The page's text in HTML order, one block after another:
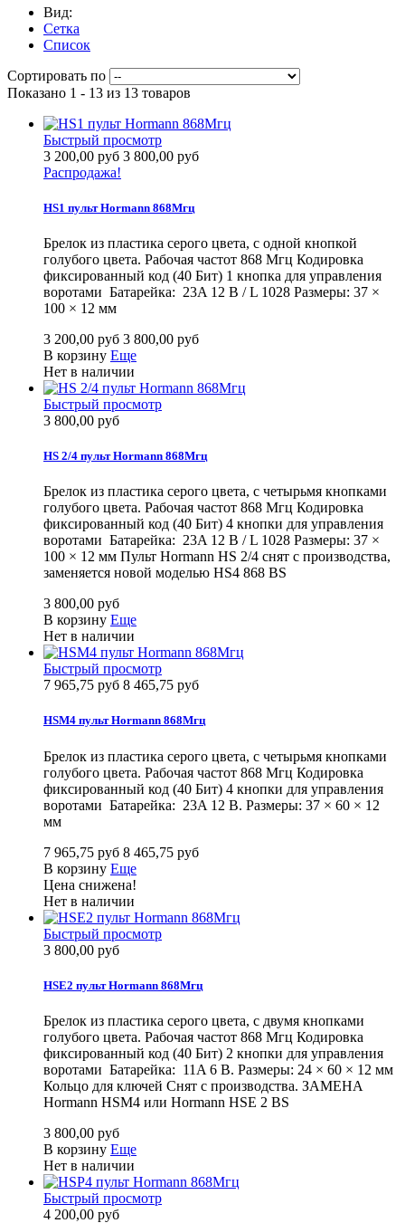
Вид:
Сетка
Список
Сортировать по
Показано 1 - 13 из 13 товаров
Быстрый просмотр
3 200,00 руб 3 800,00 руб
Распродажа!
HS1 пульт Hormann 868Мгц
Брелок из пластика серого цвета, с одной кнопкой
голубого цвета. Рабочая частот 868 Мгц Кодировка
фиксированный код (40 Бит) 1 кнопка для управления
воротами Батарейка: 23A 12 В / L 1028 Размеры: 37 ×
100 × 12 мм
3 200,00 руб 3 800,00 руб
В корзину Еще
Нет в наличии
Быстрый просмотр
3 800,00 руб
HS 2/4 пульт Hormann 868Мгц
Брелок из пластика серого цвета, с четырьмя кнопками
голубого цвета. Рабочая частот 868 Мгц Кодировка
фиксированный код (40 Бит) 4 кнопки для управления
воротами Батарейка: 23A 12 В / L 1028 Размеры: 37 ×
100 × 12 мм Пульт Hormann HS 2/4 снят с производства,
заменяется новой моделью HS4 868 BS
3 800,00 руб
В корзину Еще
Нет в наличии
Быстрый просмотр
7 965,75 руб 8 465,75 руб
HSM4 пульт Hormann 868Мгц
Брелок из пластика серого цвета, с четырьмя кнопками
голубого цвета. Рабочая частот 868 Мгц Кодировка
фиксированный код (40 Бит) 4 кнопки для управления
воротами Батарейка: 23A 12 В. Размеры: 37 × 60 × 12
мм
7 965,75 руб 8 465,75 руб
В корзину Еще
Цена снижена!
Нет в наличии
Быстрый просмотр
3 800,00 руб
HSЕ2 пульт Hormann 868Мгц
Брелок из пластика серого цвета, с двумя кнопками
голубого цвета. Рабочая частот 868 Мгц Кодировка
фиксированный код (40 Бит) 2 кнопки для управления
воротами Батарейка: 11A 6 В. Размеры: 24 × 60 × 12 мм
Кольцо для ключей Снят с производства. ЗАМЕНА
Hormann HSM4 или Hormann HSE 2 BS
3 800,00 руб
В корзину Еще
Нет в наличии
Быстрый просмотр
4 200,00 руб